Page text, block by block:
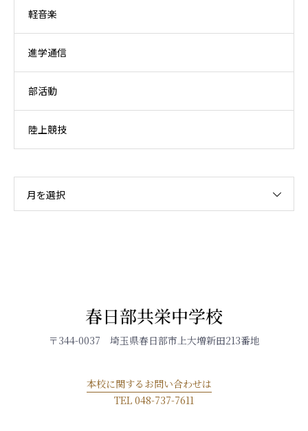
軽音楽
進学通信
部活動
陸上競技
月を選択
春日部共栄中学校
〒344-0037 埼玉県春日部市上大増新田213番地
本校に関するお問い合わせは
TEL 048-737-7611